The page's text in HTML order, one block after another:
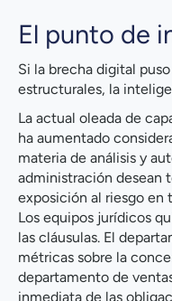
El punto de
Si la brecha digital
estructurales, la
La actual oleada de
ha aumentado
materia de análisis y
administración desean
exposición al riesgo en
Los equipos jurídicos
las cláusulas. El
métricas sobre la
departamento de
inmediata de las